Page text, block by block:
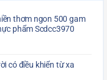
thơm ngon 500 gam
phẩm Scdcc3970
có điều khiển từ xa